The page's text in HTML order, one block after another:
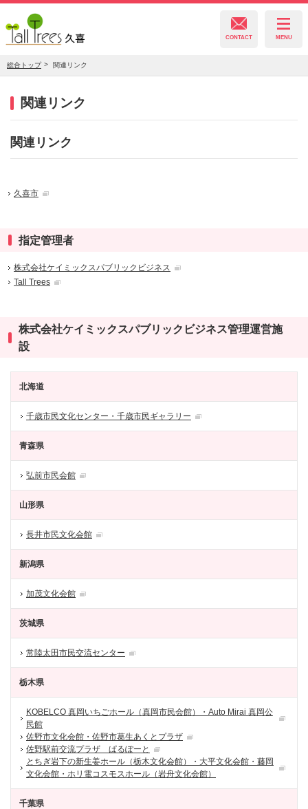
MENU
CONTACT
総合トップ 関連リンク
関連リンク
関連リンク
久喜市
指定管理者
株式会社ケイミックスパブリックビジネス
Tall Trees
株式会社ケイミックスパブリックビジネス管理運営施
設
北海道
千歳市民文化センター・千歳市民ギャラリー
青森県
弘前市民会館
山形県
長井市民文化会館
新潟県
加茂文化会館
茨城県
常陸太田市民交流センター
栃木県
KOBELCO 真岡いちごホール（真岡市民会館）・Auto Mirai 真岡公
民館
佐野市文化会館・佐野市葛生あくとプラザ
佐野駅前交流プラザ ぱるぽーと
とちぎ岩下の新生姜ホール（栃木文化会館）・大平文化会館・藤岡
文化会館・ホリ電コスモスホール（岩舟文化会館）
千葉県
久喜総合文化会館
菖蒲文化会館